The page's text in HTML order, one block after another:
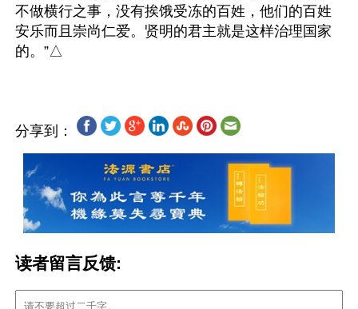
不做横行之事，没有挨饿受冻的百姓，他们的百姓
安乐而且崇尚仁爱。贤明的君主就是这样治理国家
分享到：
读者留言反馈: